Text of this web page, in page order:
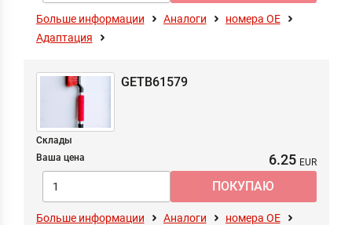
Больше информации Аналоги
номера ОЕ
Адаптация
GETB61579
Склады
Ваша цена
6.25
Больше информации Аналоги
номера ОЕ